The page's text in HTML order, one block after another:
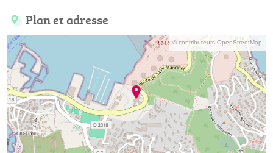
Plan et adresse
© contributeurs OpenStreetMap